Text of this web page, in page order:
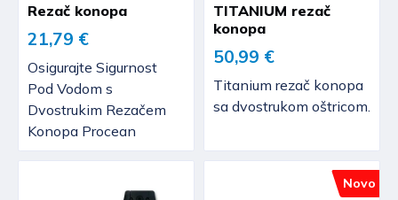
Rezač konopa
21,79 €
Osigurajte Sigurnost
Pod Vodom s
Dvostrukim Rezačem
Konopa Procean
TITANIUM rezač
konopa
50,99 €
Titanium rezač konopa
sa dvostrukom oštricom.
Novo